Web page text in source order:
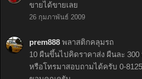
ขายได้ขายเลย
26 กุมภาพันธ์ 2009
prem888 พลาสติกคลุมรถ
10 ผืนขึ้นไปคิดราคาส่ง ผืนละ
หรือโทรมาสอบถามได้ครับ 0-